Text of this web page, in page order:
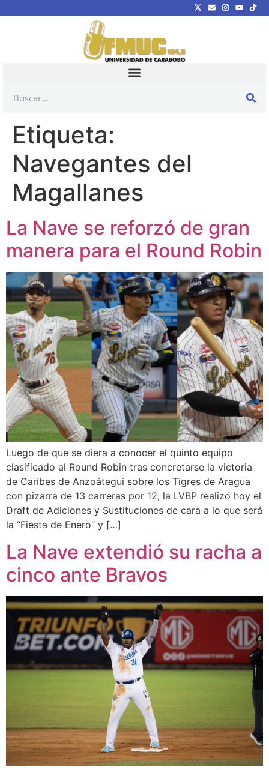
Etiqueta:
Navegantes del
Magallanes
La Nave se reforzó de gran
manera para el Round Robin
Luego de que se diera a conocer el quinto equipo
clasificado al Round Robin tras concretarse la victoria
de Caribes de Anzoátegui sobre los Tigres de Aragua
con pizarra de 13 carreras por 12, la LVBP realizó hoy el
Draft de Adiciones y Sustituciones de cara a lo que será
la “Fiesta de Enero” y […]
La Nave extendió su racha a
cinco ante Bravos